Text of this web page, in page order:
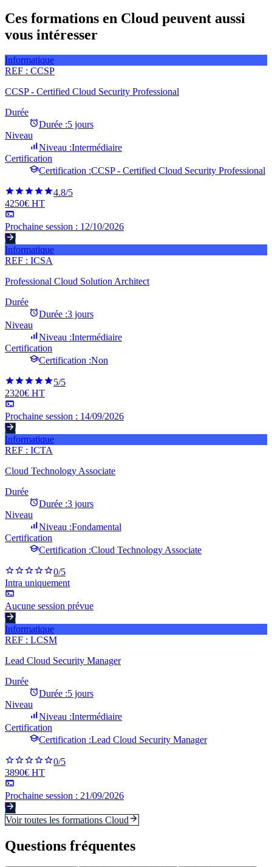
Ces formations en Cloud peuvent aussi
vous intéresser
Informatique
REF : CCSP
CCSP - Certified Cloud Security Professional
Durée
Durée :5 jours
Niveau
Niveau :Intermédiaire
Certification
Certification :CCSP - Certified Cloud Security Professional
4.8/5
4250€ HT
Prochaine session : 12/10/2026
Informatique
REF : ICSA
Professional Cloud Solution Architect
Durée
Durée :3 jours
Niveau
Niveau :Intermédiaire
Certification
Certification :Non
5/5
2320€ HT
Prochaine session : 14/09/2026
Informatique
REF : ICTA
Cloud Technology Associate
Durée
Durée :3 jours
Niveau
Niveau :Fondamental
Certification
Certification :Cloud Technology Associate
0/5
Intra uniquement
Aucune session prévue
Informatique
REF : LCSM
Lead Cloud Security Manager
Durée
Durée :5 jours
Niveau
Niveau :Intermédiaire
Certification
Certification :Lead Cloud Security Manager
0/5
3890€ HT
Prochaine session : 21/09/2026
Voir toutes les formations Cloud
Questions fréquentes